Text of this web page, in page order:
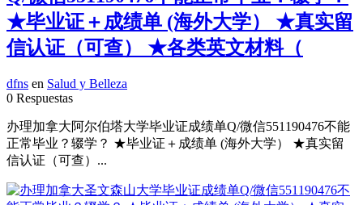
★毕业证＋成绩单 (海外大学） ★真实留
信认证（可查） ★各类英文材料（
dfns en Salud y Belleza
0 Respuestas
办理加拿大阿尔伯塔大学毕业证成绩单Q/微信551190476不能
正常毕业？辍学？ ★毕业证＋成绩单 (海外大学） ★真实留
信认证（可查）...